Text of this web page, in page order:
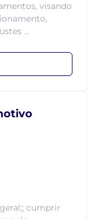
visando
...
cumprir